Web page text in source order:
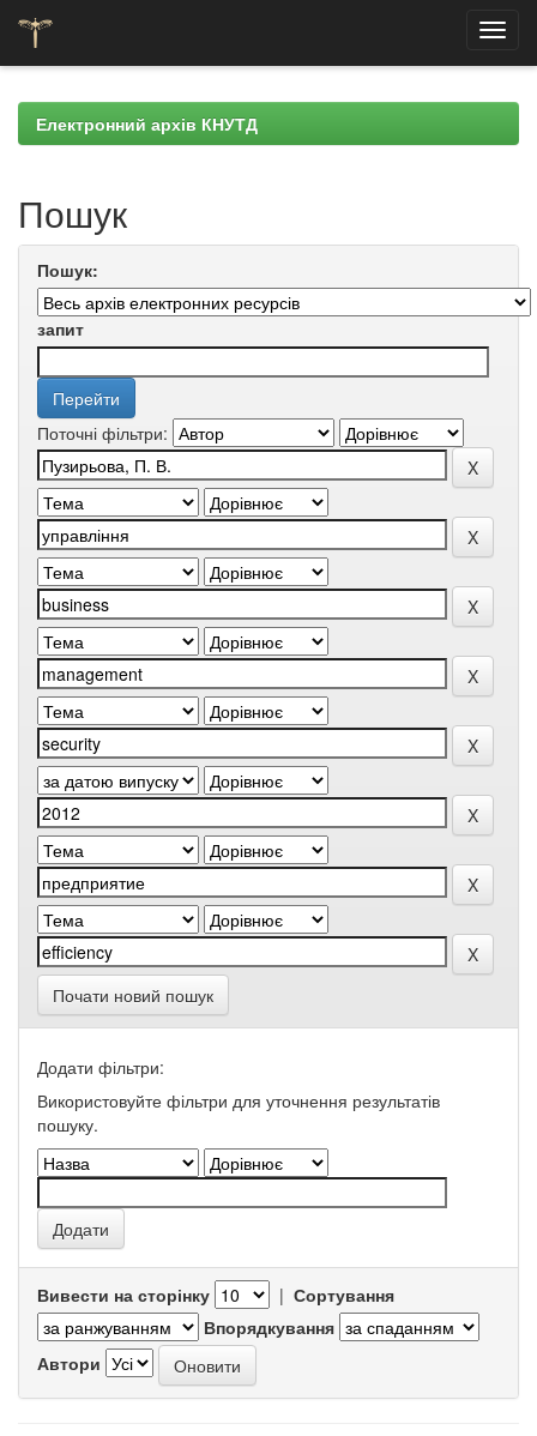
navigationЕлектронний архів КНУТД
Пошук
Пошук:
запит
Поточні фільтри:
Почати новий пошук
Додати фільтри:
Використовуйте фільтри для уточнення результатів
пошуку.
Вивести на сторінку | Сортування
Впорядкування
Автори